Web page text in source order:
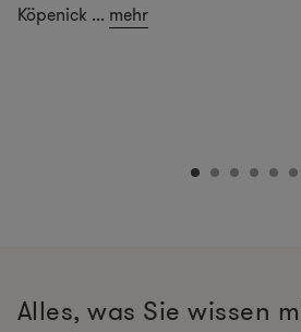
Köpenick ... mehr
Alles, was Sie wissen